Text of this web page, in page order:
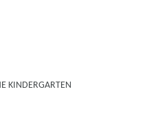
KINDERGARTEN